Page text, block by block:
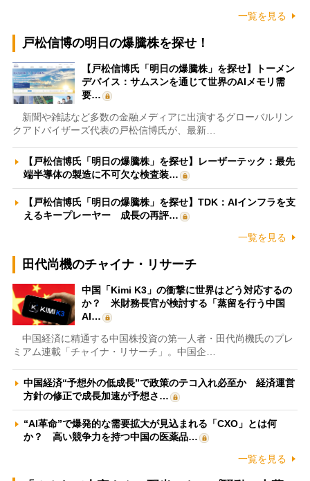
一覧を見る
戸松信博の明日の爆騰株を探せ！
【戸松信博氏「明日の爆騰株」を探せ】トーメン
デバイス：サムスンを通じて世界のAIメモリ需
要…
新聞や雑誌など多数の金融メディアに出演するグローバルリン
クアドバイザーズ代表の戸松信博氏が、最新…
【戸松信博氏「明日の爆騰株」を探せ】レーザーテック：最先
端半導体の製造に不可欠な検査装…
【戸松信博氏「明日の爆騰株」を探せ】TDK：AIインフラを支
えるキープレーヤー 成長の再評…
一覧を見る
田代尚機のチャイナ・リサーチ
中国「Kimi K3」の衝撃に世界はどう対応するの
か？ 米財務長官が検討する「蒸留を行う中国
AI…
中国経済に精通する中国株投資の第一人者・田代尚機氏のプレ
ミアム連載「チャイナ・リサーチ」。中国企…
中国経済“予想外の低成長”で政策のテコ入れ必至か 経済運営
方針の修正で成長加速が予想さ…
“AI革命”で爆発的な需要拡大が見込まれる「CXO」とは何
か？ 高い競争力を持つ中国の医薬品…
一覧を見る